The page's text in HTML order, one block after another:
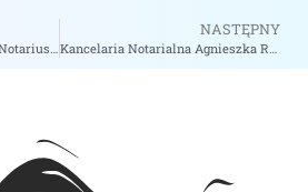
NASTĘPNY